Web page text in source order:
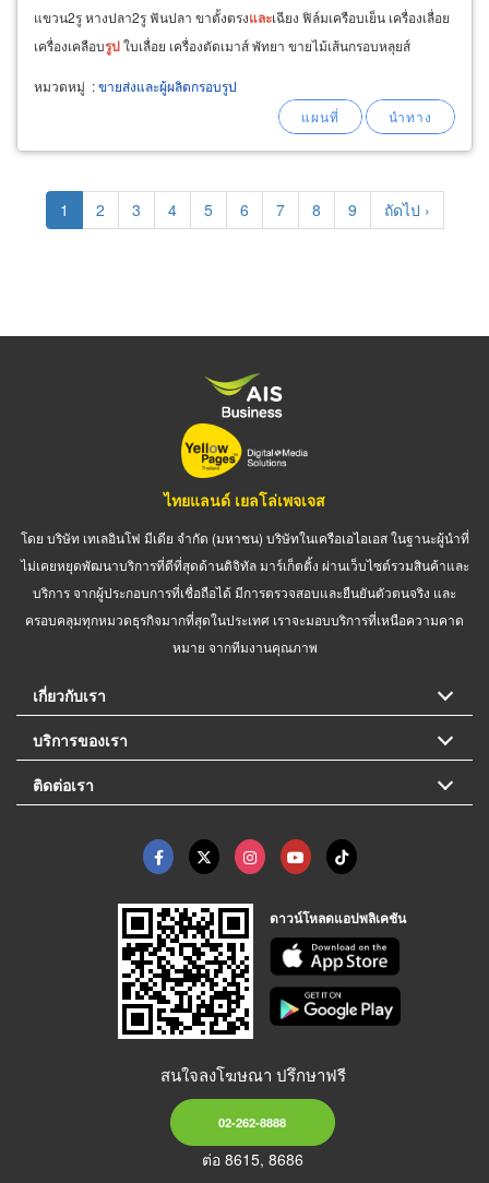
แขวน2รู หางปลา2รู ฟันปลา ขาตั้งตรงและเฉียง ฟิล์มเครือบเย็น เครื่องเลื่อย
เครื่องเคลือบรูปใบเลื่อย เครื่องตัดเมาส์ พัทยา ขายไม้เส้นกรอบหลุยส์
หมวดหมู่ :ขายส่งและผู้ผลิตกรอบรูป
Pagination
Current
page
1 Page
2 Page
3 Page
4 Page
5 Page
6 Page
7 Page
8 Page
9
Next
page
ถัดไป ›
ไทยแลนด์ เยลโล่เพจเจส
โดย บริษัท เทเลอินโฟ มีเดีย จำกัด (มหาชน) บริษัทในเครือเอไอเอส ในฐานะผู้นำที่
ไม่เคยหยุดพัฒนาบริการที่ดีที่สุดด้านดิจิทัล มาร์เก็ตติ้ง ผ่านเว็บไซต์รวมสินค้าและ
บริการ จากผู้ประกอบการที่เชื่อถือได้ มีการตรวจสอบและยืนยันตัวตนจริง และ
ครอบคลุมทุกหมวดธุรกิจมากที่สุดในประเทศ เราจะมอบบริการที่เหนือความคาด
หมาย จากทีมงานคุณภาพ
เกี่ยวกับเรา
บริการของเรา
ติดต่อเรา
ดาวน์โหลดแอปพลิเคชัน
สนใจลงโฆษณา ปรึกษาฟรี
02-262-8888
ต่อ 8615, 8686